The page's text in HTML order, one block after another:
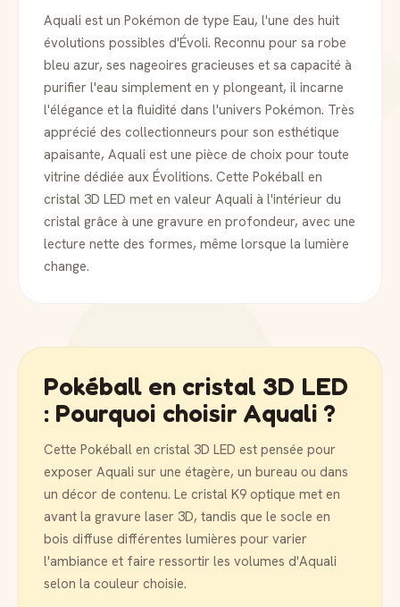
Aquali est un Pokémon de type Eau, l'une des huit
évolutions possibles d'Évoli. Reconnu pour sa robe
bleu azur, ses nageoires gracieuses et sa capacité à
purifier l'eau simplement en y plongeant, il incarne
l'élégance et la fluidité dans l'univers Pokémon. Très
apprécié des collectionneurs pour son esthétique
apaisante, Aquali est une pièce de choix pour toute
vitrine dédiée aux Évolitions. Cette Pokéball en
cristal 3D LED met en valeur Aquali à l'intérieur du
cristal grâce à une gravure en profondeur, avec une
lecture nette des formes, même lorsque la lumière
change.
Pokéball en cristal 3D LED
: Pourquoi choisir Aquali ?
Cette Pokéball en cristal 3D LED est pensée pour
exposer Aquali sur une étagère, un bureau ou dans
un décor de contenu. Le cristal K9 optique met en
avant la gravure laser 3D, tandis que le socle en
bois diffuse différentes lumières pour varier
l'ambiance et faire ressortir les volumes d'Aquali
selon la couleur choisie.